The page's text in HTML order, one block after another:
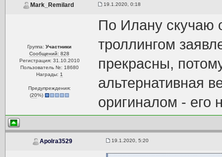
Mark_Remilard 19.1.2020, 0:18
Группа:Участники
Сообщений: 828
Регистрация: 31.10.2010
Пользователь №: 18680
Награды: 1
Предупреждения:
(20%)
По Илану скучаю
троллингом
прекрасны,
альтернативная
оригиналом - его
Apolra3529 19.1.2020, 5:20